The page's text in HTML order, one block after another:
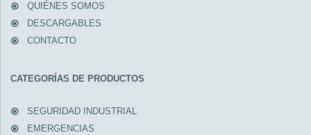
QUIÉNES SOMOS
DESCARGABLES
CONTACTO
CATEGORÍAS DE PRODUCTOS
SEGURIDAD INDUSTRIAL
EMERGENCIAS